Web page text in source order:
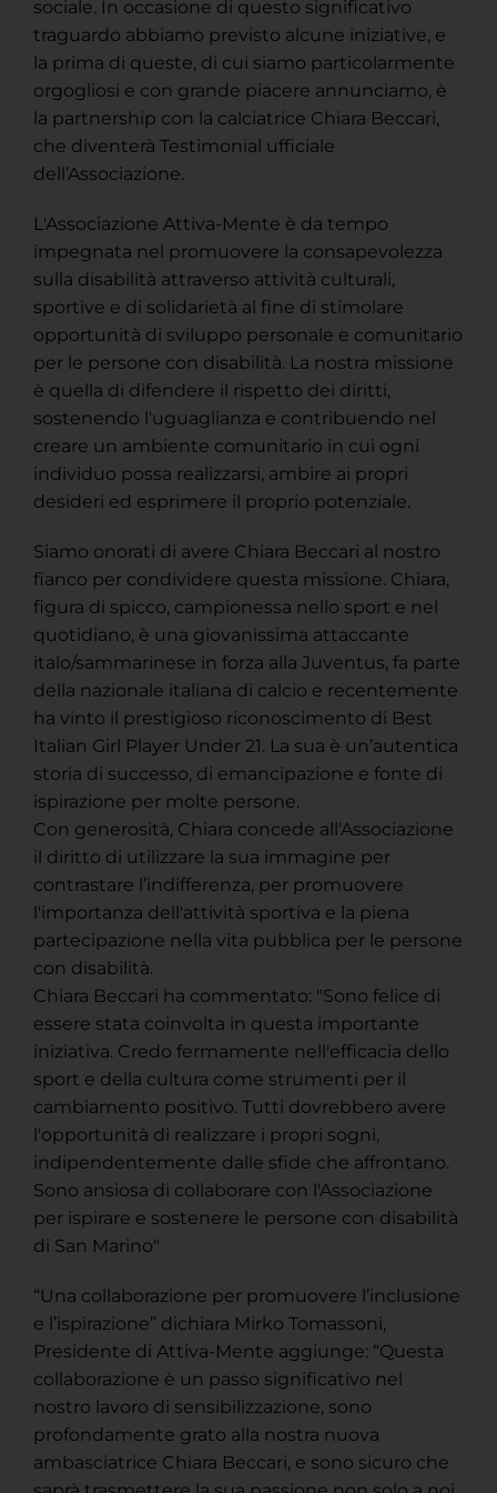
sociale. In occasione di questo significativo
traguardo abbiamo previsto alcune iniziative, e
la prima di queste, di cui siamo particolarmente
orgogliosi e con grande piacere annunciamo, è
la partnership con la calciatrice Chiara Beccari,
che diventerà Testimonial ufficiale
dell’Associazione.
L'Associazione Attiva-Mente è da tempo
impegnata nel promuovere la consapevolezza
sulla disabilità attraverso attività culturali,
sportive e di solidarietà al fine di stimolare
opportunità di sviluppo personale e comunitario
per le persone con disabilità. La nostra missione
è quella di difendere il rispetto dei diritti,
sostenendo l'uguaglianza e contribuendo nel
creare un ambiente comunitario in cui ogni
individuo possa realizzarsi, ambire ai propri
desideri ed esprimere il proprio potenziale.
Siamo onorati di avere Chiara Beccari al nostro
fianco per condividere questa missione. Chiara,
figura di spicco, campionessa nello sport e nel
quotidiano, è una giovanissima attaccante
italo/sammarinese in forza alla Juventus, fa parte
della nazionale italiana di calcio e recentemente
ha vinto il prestigioso riconoscimento di Best
Italian Girl Player Under 21. La sua è un’autentica
storia di successo, di emancipazione e fonte di
ispirazione per molte persone.
Con generosità, Chiara concede all'Associazione
il diritto di utilizzare la sua immagine per
contrastare l’indifferenza, per promuovere
l'importanza dell'attività sportiva e la piena
partecipazione nella vita pubblica per le persone
con disabilità.
Chiara Beccari ha commentato: "Sono felice di
essere stata coinvolta in questa importante
iniziativa. Credo fermamente nell'efficacia dello
sport e della cultura come strumenti per il
cambiamento positivo. Tutti dovrebbero avere
l'opportunità di realizzare i propri sogni,
indipendentemente dalle sfide che affrontano.
Sono ansiosa di collaborare con l'Associazione
per ispirare e sostenere le persone con disabilità
di San Marino"
“Una collaborazione per promuovere l’inclusione
e l’ispirazione” dichiara Mirko Tomassoni,
Presidente di Attiva-Mente aggiunge: “Questa
collaborazione è un passo significativo nel
nostro lavoro di sensibilizzazione, sono
profondamente grato alla nostra nuova
ambasciatrice Chiara Beccari, e sono sicuro che